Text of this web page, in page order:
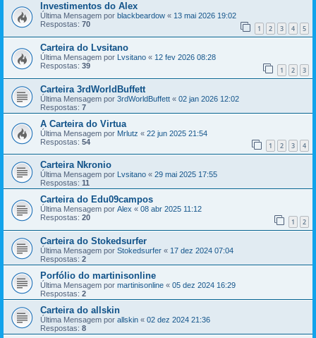
Investimentos do Alex
Última Mensagem por blackbeardow « 13 mai 2026 19:02
Respostas: 70 1 2 3 4 5
Carteira do Lvsitano
Última Mensagem por Lvsitano « 12 fev 2026 08:28
Respostas: 39 1 2 3
Carteira 3rdWorldBuffett
Última Mensagem por 3rdWorldBuffett « 02 jan 2026 12:02
Respostas: 7
A Carteira do Virtua
Última Mensagem por Mrlutz « 22 jun 2025 21:54
Respostas: 54 1 2 3 4
Carteira Nkronio
Última Mensagem por Lvsitano « 29 mai 2025 17:55
Respostas: 11
Carteira do Edu09campos
Última Mensagem por Alex « 08 abr 2025 11:12
Respostas: 20 1 2
Carteira do Stokedsurfer
Última Mensagem por Stokedsurfer « 17 dez 2024 07:04
Respostas: 2
Porfólio do martinisonline
Última Mensagem por martinisonline « 05 dez 2024 16:29
Respostas: 2
Carteira do allskin
Última Mensagem por allskin « 02 dez 2024 21:36
Respostas: 8